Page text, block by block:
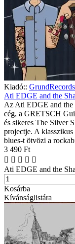
Kiadó:: GrundRecords
Ati EDGE and the
Az Ati EDGE and the
cég, a GRETSCH
és sikeres The Silver
projectje. A
blues-t ötvözi a
3 490 Ft
Ati EDGE and the
Kosárba
Kívánságlistára